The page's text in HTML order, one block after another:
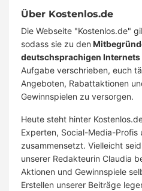
Über Kostenlos.de
Die Webseite "Kostenlos.de"
sodass sie zu den
deutschsprachigen Internets
Aufgabe verschrieben, euch
Angeboten, Rabattaktionen
Gewinnspielen zu versorgen.
Heute steht hinter
Experten, Social-Media-Profis
zusammensetzt. Vielleicht
unserer Redakteurin Claudia
Aktionen und Gewinnspiele
Erstellen unserer Beiträge